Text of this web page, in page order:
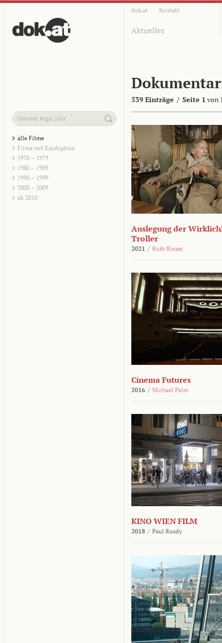
dok.at Kontakt
Aktuelles
539 Einträge / Seite 1 von
alle Filme
Filme mit Kaufoption
1970 – 1979
1980 – 1989
1990 – 1999
2000 – 2009
ab 2010
Auslegung der
Troller
2021 / Ruth Rieser
Cinema Futures
2016 / Michael Palm
KINO WIEN FILM
2018 / Paul Rosdy